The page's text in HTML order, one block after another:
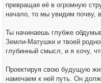
превращая её в огромную
начало, то мы увидим почву,
Ты начинаешь глубже
Земли-Матушки и твоей
глубинный смысл, и я хочу,
Проектируя свою будущую
намечаем к ней путь. Он